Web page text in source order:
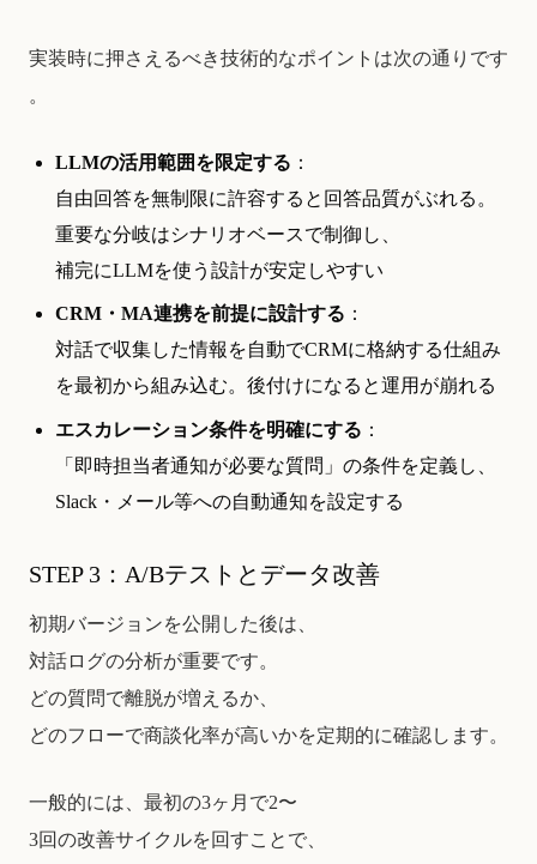
実装時に押さえるべき技術的なポイントは次の通りです
。
LLMの活用範囲を限定する ：
自由回答を無制限に許容すると回答品質がぶれる。
重要な分岐はシナリオベースで制御し、
補完にLLMを使う設計が安定しやすい
CRM・MA連携を前提に設計する ：
対話で収集した情報を自動でCRMに格納する仕組み
を最初から組み込む。後付けになると運用が崩れる
エスカレーション条件を明確にする ：
「即時担当者通知が必要な質問」の条件を定義し、
Slack・メール等への自動通知を設定する
STEP 3：A/Bテストとデータ改善
初期バージョンを公開した後は、
対話ログの分析が重要です。
どの質問で離脱が増えるか、
どのフローで商談化率が高いかを定期的に確認します。
一般的には、最初の3ヶ月で2〜
3回の改善サイクルを回すことで、